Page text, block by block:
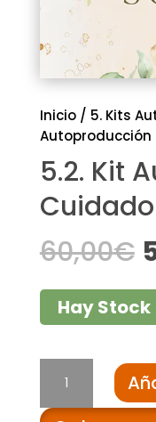
Inicio/ 5. Kits
Autoproducción
5.2. Kit
60,00€
Hay Stock